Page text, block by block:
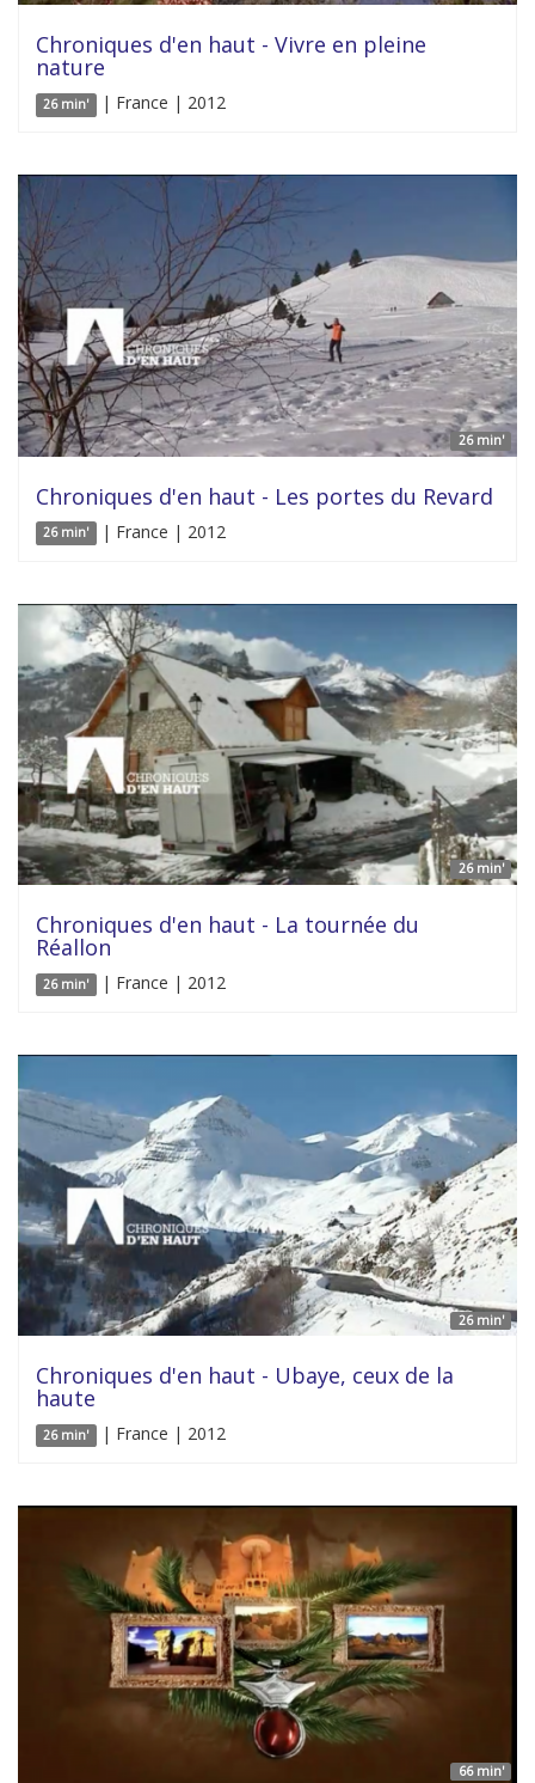
Chroniques d'en haut - Vivre en pleine
nature
26 min' | France | 2012
26 min'
Chroniques d'en haut - Les portes du Revard
26 min' | France | 2012
26 min'
Chroniques d'en haut - La tournée du
Réallon
26 min' | France | 2012
26 min'
Chroniques d'en haut - Ubaye, ceux de la
haute
26 min' | France | 2012
66 min'